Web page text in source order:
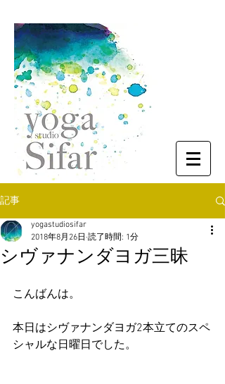
記事
シヴァナンダヨガ三昧
yogastudiosifar
2018年8月26日 読了時間: 1分
こんばんは。
本日はシヴァナンダヨガ2本立てのスペ
シャルな日曜日でした。